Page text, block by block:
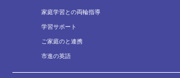
課題の発見と学習意欲を引き出す
塾内テスト
「定例試験」はカリキュラムに沿って
家庭学習との両輪指導
学習サポート
ご家庭のと連携
市進の英語